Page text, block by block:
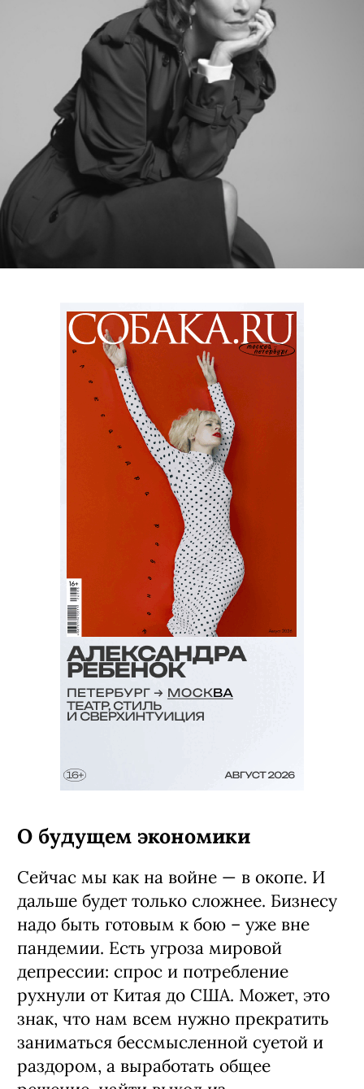
О будущем экономики
Сейчас мы как на войне — в окопе. И
дальше будет только сложнее. Бизнесу
надо быть готовым к бою – уже вне
пандемии. Есть угроза мировой
депрессии: спрос и потребление
рухнули от Китая до США. Может, это
знак, что нам всем нужно прекратить
заниматься бессмысленной суетой и
раздором, а выработать общее